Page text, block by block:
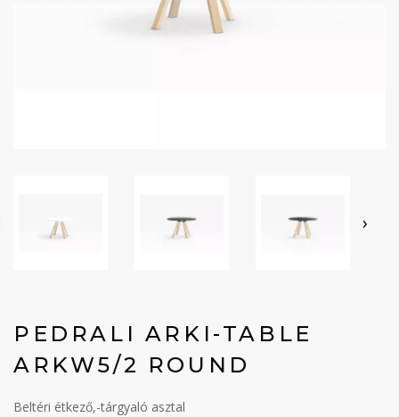
›
PEDRALI ARKI-TABLE
ARKW5/2 ROUND
Beltéri étkező,-tárgyaló asztal